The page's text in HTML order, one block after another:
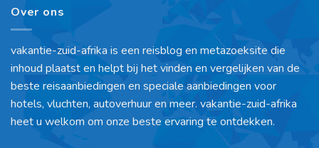
Over ons
vakantie-zuid-afrika is een reisblog en metazoeksite die
inhoud plaatst en helpt bij het vinden en vergelijken van de
beste reisaanbiedingen en speciale aanbiedingen voor
hotels, vluchten, autoverhuur en meer. vakantie-zuid-afrika
heet u welkom om onze beste ervaring te ontdekken.